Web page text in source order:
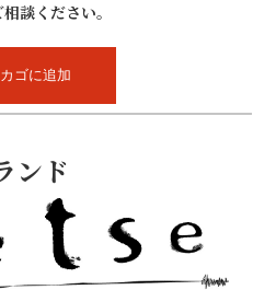
談ください。
ゴに追加
ンド